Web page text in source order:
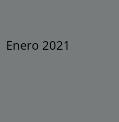
Enero 2021